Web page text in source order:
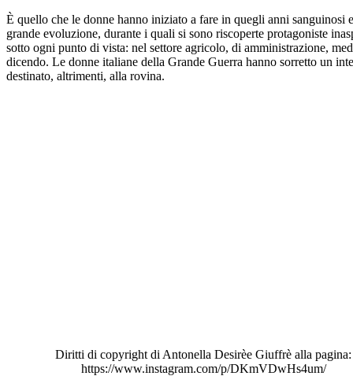
È quello che le donne hanno iniziato a fare in quegli anni sanguinosi
grande evoluzione, durante i quali si sono riscoperte protagoniste
sotto ogni punto di vista: nel settore agricolo, di amministrazione,
dicendo. Le donne italiane della Grande Guerra hanno sorretto un
destinato, altrimenti, alla rovina.
Diritti di copyright di Antonella Desirèe Giuffrè alla pagina:
https://www.instagram.com/p/DKmVDwHs4um/